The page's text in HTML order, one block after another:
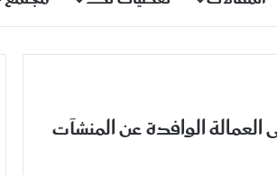
الوافدة عن المنشآت